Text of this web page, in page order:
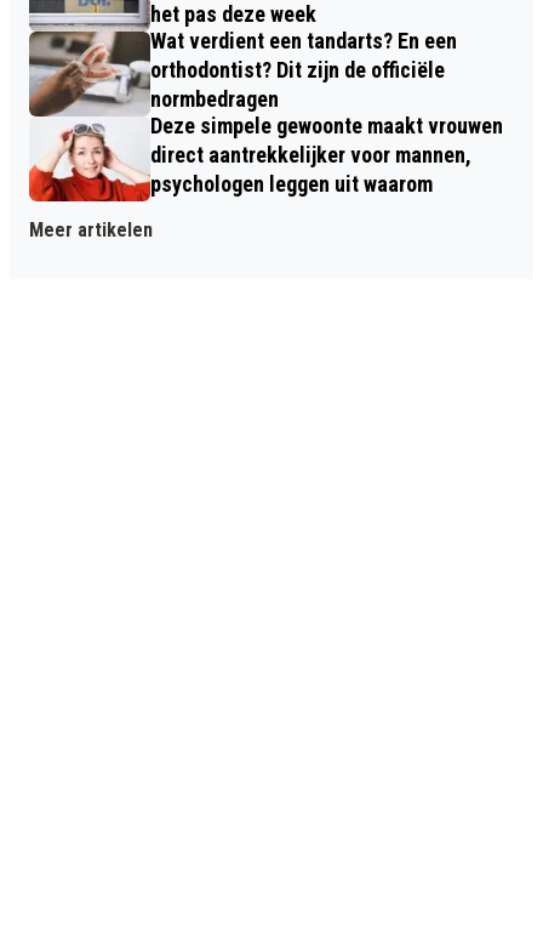
het pas deze week
Wat verdient een tandarts? En een
orthodontist? Dit zijn de officiële
normbedragen
Deze simpele gewoonte maakt vrouwen
direct aantrekkelijker voor mannen,
psychologen leggen uit waarom
Meer artikelen